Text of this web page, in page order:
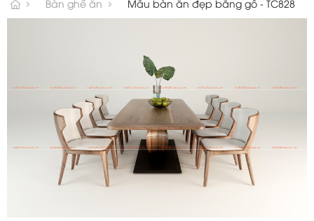
Bàn ghế ăn Mẫu bàn ăn đẹp bằng gỗ - TC828